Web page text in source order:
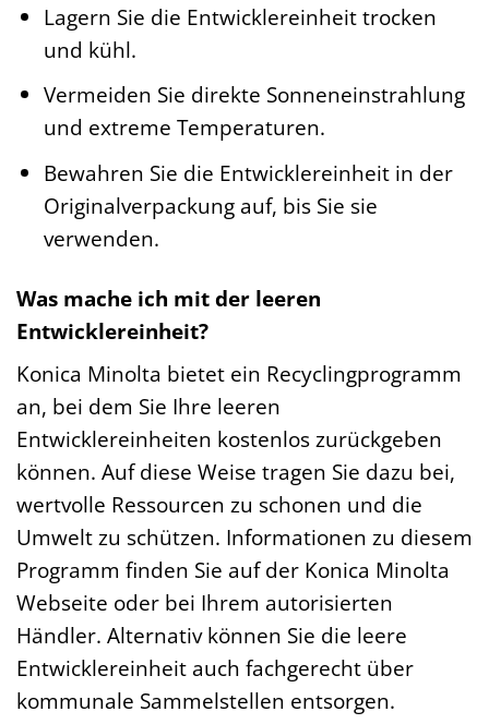
Lagern Sie die Entwicklereinheit trocken
und kühl.
Vermeiden Sie direkte Sonneneinstrahlung
und extreme Temperaturen.
Bewahren Sie die Entwicklereinheit in der
Originalverpackung auf, bis Sie sie
verwenden.
Was mache ich mit der leeren
Entwicklereinheit?
Konica Minolta bietet ein Recyclingprogramm
an, bei dem Sie Ihre leeren
Entwicklereinheiten kostenlos zurückgeben
können. Auf diese Weise tragen Sie dazu bei,
wertvolle Ressourcen zu schonen und die
Umwelt zu schützen. Informationen zu diesem
Programm finden Sie auf der Konica Minolta
Webseite oder bei Ihrem autorisierten
Händler. Alternativ können Sie die leere
Entwicklereinheit auch fachgerecht über
kommunale Sammelstellen entsorgen.